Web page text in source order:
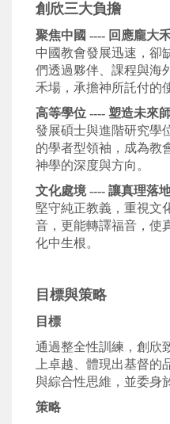
創欣三大負擔
聚焦中國 ---- 回應龐大
中國教會發展迅速，卻
們透過夥伴、課程與海
禾場，承擔神所託付的
高等學位 ---- 塑造未來
發展碩士與進階研究學
的學者型領袖，成為教
神學的深度與方向。
文化處境---- 讓真理落
堅守純正教義，重視文
音，更能轉譯福音，使
化中生根。
目標與策略
目標
通過整全性訓練，創欣
上卓越、體現出基督的
與綜合性思維，並委身
策略